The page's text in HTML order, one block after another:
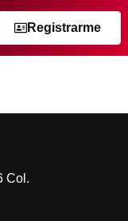
Registrarme
Col.